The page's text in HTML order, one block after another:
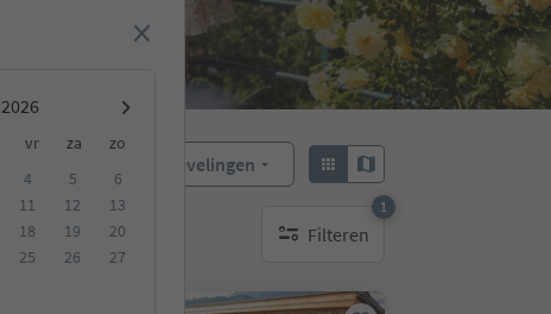
vr za
zo
4 5
6
11 12
13
18 19
20
25 26
27
Aanbevelingen
Filteren
1
1 actief filter